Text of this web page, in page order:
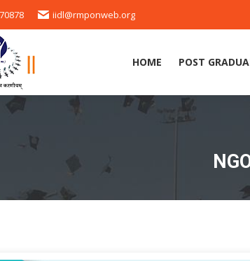
iidl@rmponweb.org
HOME POST